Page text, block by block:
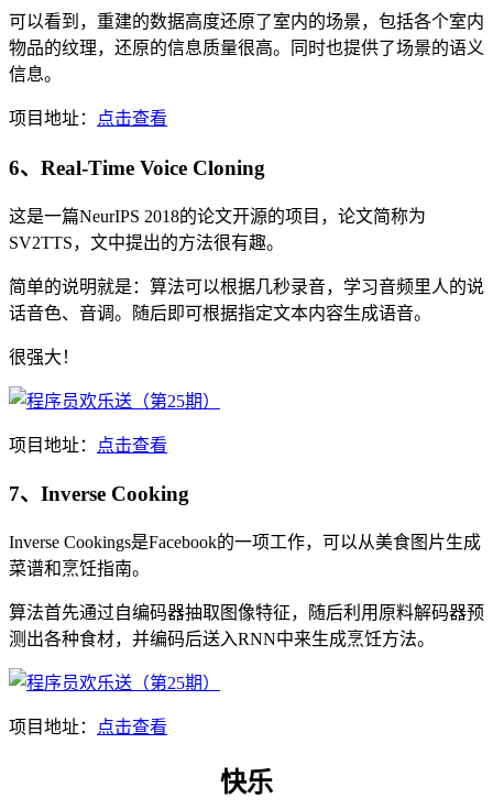
可以看到，重建的数据高度还原了室内的场景，包括各个室内
物品的纹理，还原的信息质量很高。同时也提供了场景的语义
信息。
项目地址： 点击查看
6、Real-Time Voice Cloning
这是一篇NeurIPS 2018的论文开源的项目，论文简称为
SV2TTS，文中提出的方法很有趣。
简单的说明就是：算法可以根据几秒录音，学习音频里人的说
话音色、音调。随后即可根据指定文本内容生成语音。
很强大！
项目地址： 点击查看
7、Inverse Cooking
Inverse Cookings是Facebook的一项工作，可以从美食图片生成
菜谱和烹饪指南。
算法首先通过自编码器抽取图像特征，随后利用原料解码器预
测出各种食材，并编码后送入RNN中来生成烹饪方法。
项目地址： 点击查看
快乐